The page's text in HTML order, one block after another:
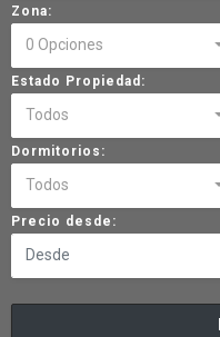
Zona:
0 Opciones
Estado Propiedad:
Todos
Dormitorios:
Todos
Precio desde: